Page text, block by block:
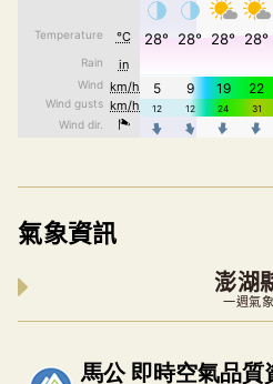
氣象資訊
澎湖
一週氣象
內嵌空氣品質小工具為